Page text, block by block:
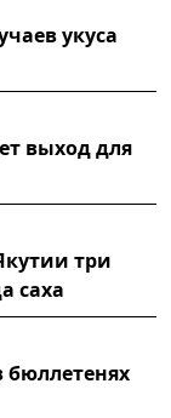
укуса
выход для
три
саха